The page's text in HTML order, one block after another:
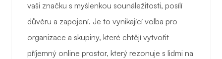
vaši značku s myšlenkou sounáležitosti, posílí
důvěru a zapojení. Je to vynikající volba pro
organizace a skupiny, které chtějí vytvořit
příjemný online prostor, který rezonuje s lidmi na